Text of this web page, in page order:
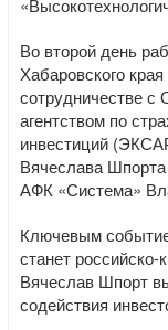
Во второй день
Хабаровского
сотрудничестве
агентством по
инвестиций
Вячеслава
АФК «Система»
Ключевым
станет
Вячеслав Шпорт
содействия